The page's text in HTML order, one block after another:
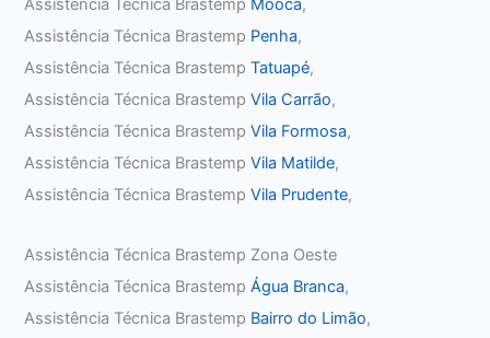
Assistência Técnica Brastemp Mooca,
Assistência Técnica Brastemp Penha,
Assistência Técnica BrastempTatuapé,
Assistência Técnica BrastempVila Carrão,
Assistência Técnica BrastempVila Formosa,
Assistência Técnica BrastempVila Matilde,
Assistência Técnica BrastempVila Prudente,
Assistência Técnica Brastemp Zona Oeste
Assistência Técnica BrastempÁgua Branca,
Assistência Técnica Brastemp Bairro do Limão,